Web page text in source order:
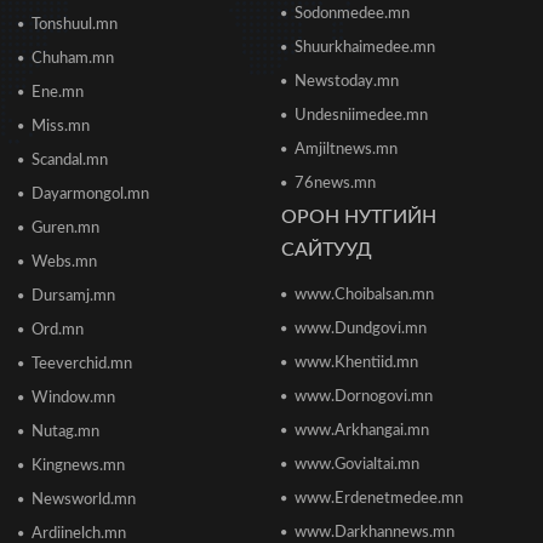
2026/06/20 11:04
Б.Даваадалай: Уурхайн менежментээс
Сонсголгүй төрийн СОНСГОЛ-2
2026/06/19 10:17
Сонсголгүй төрийн СОНСГОЛ-2
Монгол Улсын дэлхийд өрсөлдөх чадвар 75
Tonshuul.mn
Chuham.mn
Ene.mn
Miss.mn
Scandal.mn
Dayarmongol.mn
Guren.mn
Webs.mn
Dursamj.mn
Ord.mn
Teeverchid.mn
Window.mn
Nutag.mn
Kingnews.mn
Newsworld.mn
Ardiinelch.mn
Sodonmedee.mn
Shuurkhaimedee.mn
Newstoday.mn
Undesniimedee.mn
Amjiltnews.mn
76news.mn
ОРОН НУТГИЙН
САЙТУУД
www.Choibalsan.mn
www.Dundgovi.mn
www.Khentiid.mn
www.Dornogovi.mn
www.Arkhangai.mn
www.Govialtai.mn
www.Erdenetmedee.mn
www.Darkhannews.mn